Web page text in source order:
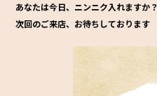
あなたは今日、ニンニク入れますか？
次回のご来店、お待ちしております